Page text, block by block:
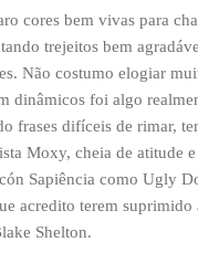
cores bem vivas para
trejeitos bem
Não costumo elogiar
dinâmicos foi algo
frases difíceis de rimar,
Moxy, cheia de atitude e
Sapiência como Ugly
acredito terem
Shelton.